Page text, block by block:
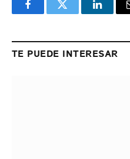
FacebookTwitter
TE PUEDE INTERESAR